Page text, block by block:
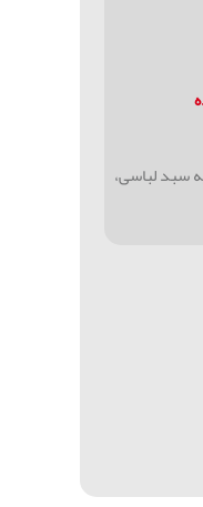
سبد لباسی،